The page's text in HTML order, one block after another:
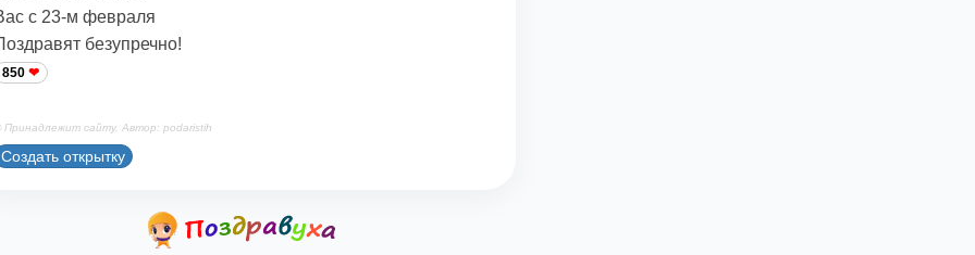
с 23-м февраля
безупречно!
850
Принадлежит сайту. Автор: podaristih
Создать открытку